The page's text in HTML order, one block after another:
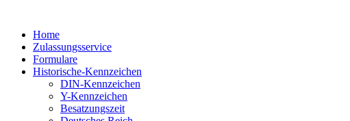
Home
Zulassungsservice
Formulare
Historische-Kennzeichen
DIN-Kennzeichen
Y-Kennzeichen
Besatzungszeit